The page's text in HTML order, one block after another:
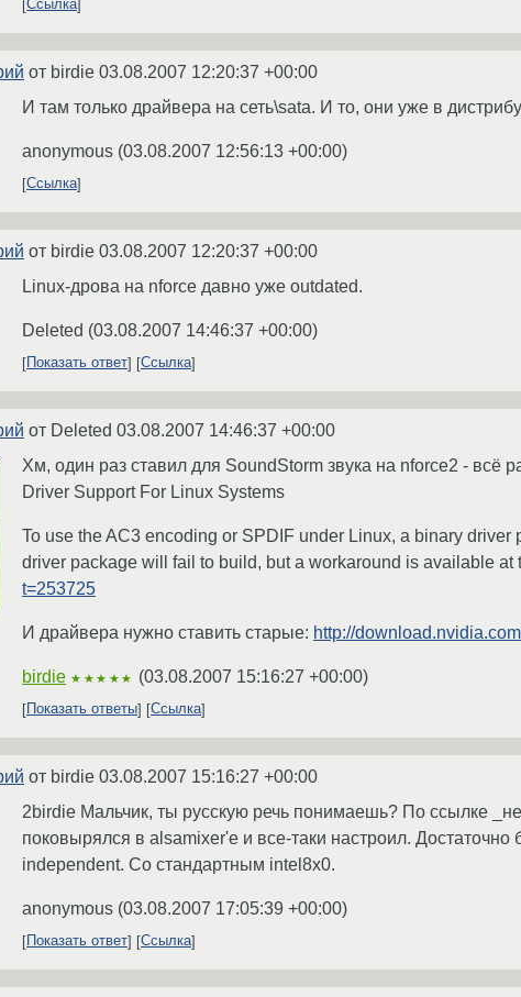
Ссылка
от birdie 03.08.2007 12:20:37 +00:00
И там только драйвера на сеть\sata. И то, они уже в
anonymous (03.08.2007 12:56:13 +00:00)
Ссылка
от birdie 03.08.2007 12:20:37 +00:00
Linux-дрова на nforce давно уже outdated.
Deleted (03.08.2007 14:46:37 +00:00)
Показать ответ Ссылка
от Deleted 03.08.2007 14:46:37 +00:00
Хм, один раз ставил для SoundStorm звука на nforce2 - всё
Driver Support For Linux Systems
To use the AC3 encoding or SPDIF under Linux, a binary
driver package will fail to build, but a workaround is available at
t=253725
И драйвера нужно ставить старые: http://
birdie ★★★★★ (03.08.2007 15:16:27 +00:00)
Показать ответы Ссылка
от birdie 03.08.2007 15:16:27 +00:00
2birdie Мальчик, ты русскую речь понимаешь? По ссылке
поковырялся в alsamixer'е и все-таки настроил.
independent. Со стандартным intel8x0.
anonymous (03.08.2007 17:05:39 +00:00)
Показать ответ Ссылка